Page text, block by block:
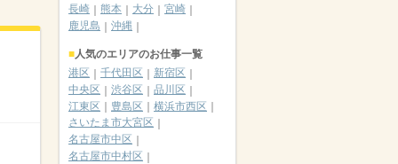
長崎
熊本 大分
宮崎
鹿児島
沖縄
人気のエリアのお仕事一覧
港区
千代田区
新宿区
中央区
渋谷区
品川区
江東区
豊島区
横浜市西区
さいたま市大宮区
名古屋市中区
名古屋市中村区